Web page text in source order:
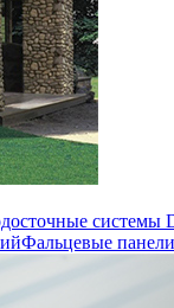
Фальцевые